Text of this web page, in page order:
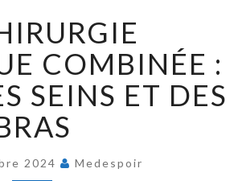
CHIRURGIE
ESTHÉTIQUE
COMBINÉE
:
LIFTING
DES
ET
COMBINÉE :
SEINS ET DES
2024 Medespoir